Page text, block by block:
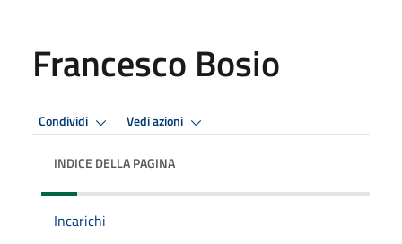
Francesco Bosio
Condividi Vedi azioni
INDICE DELLA PAGINA
Incarichi